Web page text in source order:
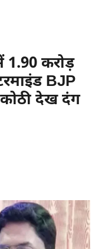
1.90 करोड़
BJP
देख दंग